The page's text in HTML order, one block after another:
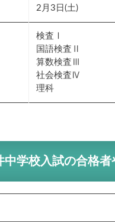
2月3日(土)
検査Ⅰ
国語検査Ⅱ
算数検査Ⅲ
社会検査Ⅳ
理科
学校入試の合格者